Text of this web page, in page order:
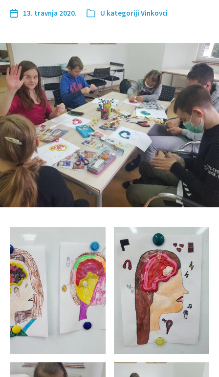
13. travnja 2020. U kategoriji Vinkovci